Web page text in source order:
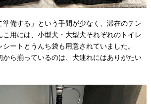
準備する」という手間が少なく、滞在のテン
こ用には、小型犬・大型犬それぞれのトイレ
シートとうんち袋も用意されていました。
から揃っているのは、犬連れにはありがたい